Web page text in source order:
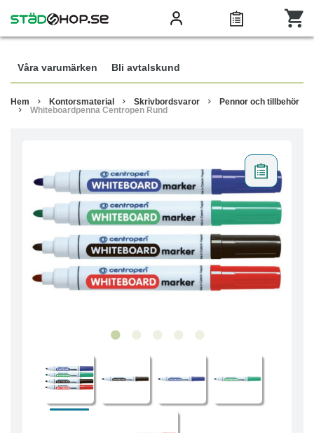
Våra varumärken Bli avtalskund
Hem Kontorsmaterial Skrivbordsvaror
Pennor och tillbehör
Whiteboardpenna Centropen Rund